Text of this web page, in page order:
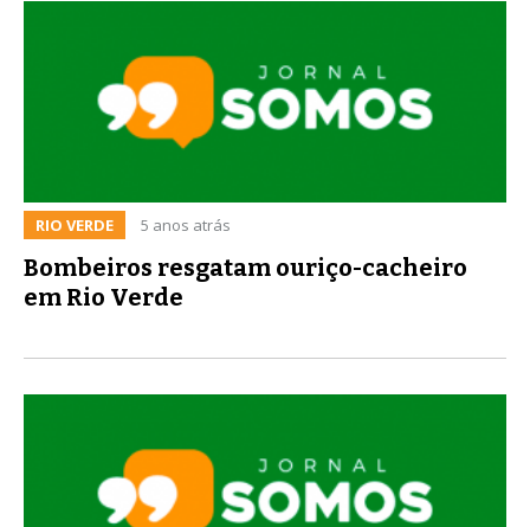
RIO VERDE 5 anos atrás
Bombeiros resgatam ouriço-cacheiro
em Rio Verde